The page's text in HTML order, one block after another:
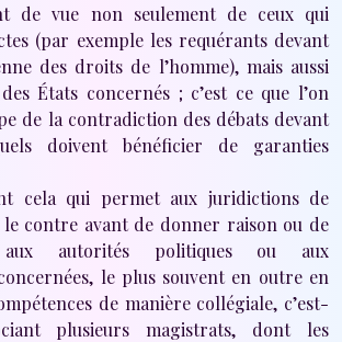
de vue non seulement de ceux qui
(par exemple les requérants devant
des droits de l’homme), mais aussi
États concernés ; c’est ce que l’on
de la contradiction des débats devant
doivent bénéficier de garanties
cela qui permet aux juridictions de
contre avant de donner raison ou de
autorités politiques ou aux
le plus souvent en outre en
de manière collégiale, c’est-
plusieurs magistrats, dont les